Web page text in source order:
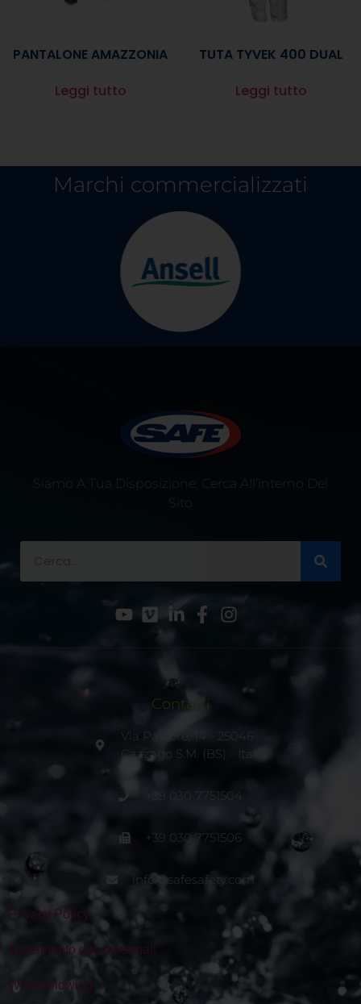
PANTALONE AMAZZONIA
Leggi tutto
TUTA TYVEK 400 DUAL
Leggi tutto
Marchi commercializzati
Siamo A Tua Disposizione, Cerca All’interno Del
Sito
Contatti
Via Pastore, 14 - 25046
Cazzago S.M. (BS) - Italia
+39 030 7751504
+39 030 7751506
info@safesafety.com
Privacy Policy
Trattamento dati personali
Whisleblowing